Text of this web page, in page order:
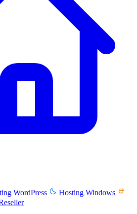
WordPress  Hosting Windows 